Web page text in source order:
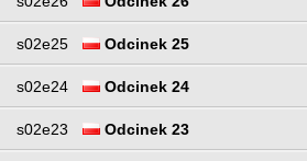
s02e25 Odcinek 25
s02e24 Odcinek 24
s02e23 Odcinek 23